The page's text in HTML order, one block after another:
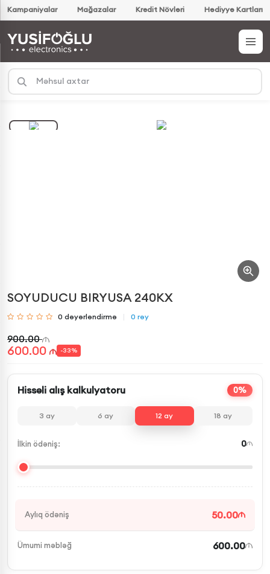
Kampaniyalar Mağazalar Kredit Növləri Hədiyyə Kartları
SOYUDUCU BIRYUSA 240KX
0 dəyərləndirmə 0 rəy
900.00
600.00 -33%
Hissəli alış kalkulyatoru 0%
3 ay 6 ay 12 ay 18 ay
İlkin ödəniş: 0
Aylıq ödəniş 50.00
Ümumi məbləğ 600.00